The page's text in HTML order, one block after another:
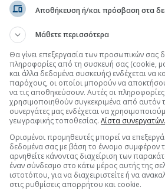
Αποθήκευση ή/και πρόσβαση στα
Μάθετε περισσότερα
Θα γίνει επεξεργασία των προσωπικών σας
πληροφορίες από τη συσκευή σας (cookie,
και άλλα δεδομένα συσκευής) ενδέχεται να
παρόχους, οι οποίοι μπορούν να
να τις αποθηκεύσουν. Αυτές οι πληροφορίες
χρησιμοποιηθούν συγκεκριμένα από αυτόν
συνεργάτες μας ενδέχεται να
γεωγραφικής τοποθεσίας. Λίστα συνεργατών.
Ορισμένοι προμηθευτές μπορεί να
δεδομένα σας με βάση το έννομο συμφέρον
αρνηθείτε κάνοντας διαχείριση των
έναν σύνδεσμο στο κάτω μέρος αυτής της
ιστοτόπου, για να διαχειριστείτε ή να
στις ρυθμίσεις απορρήτου και cookie.